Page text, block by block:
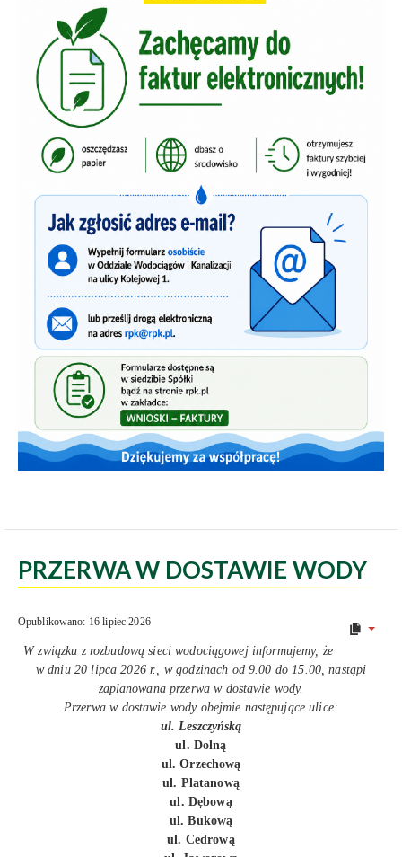
PRZERWA W DOSTAWIE WODY
Opublikowano: 16 lipiec 2026
W związku z rozbudową sieci wodociągowej informujemy, że
w dniu 20 lipca 2026 r., w godzinach od 9.00 do 15.00, nastąpi
zaplanowana przerwa w dostawie wody.
Przerwa w dostawie wody obejmie następujące ulice:
ul. Leszczyńską
ul. Dolną
ul. Orzechową
ul. Platanową
ul. Dębową
ul. Bukową
ul. Cedrową